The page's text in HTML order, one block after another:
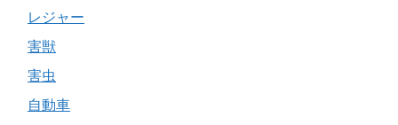
レジャー
害獣
害虫
自動車